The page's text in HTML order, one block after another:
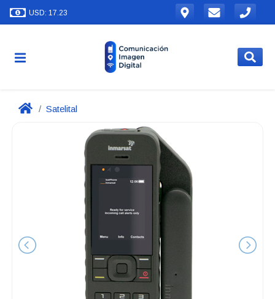
USD: 17.23
Satelital